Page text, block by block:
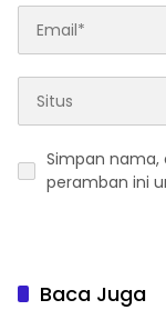
Simpan nama,
peramban ini
Baca Juga